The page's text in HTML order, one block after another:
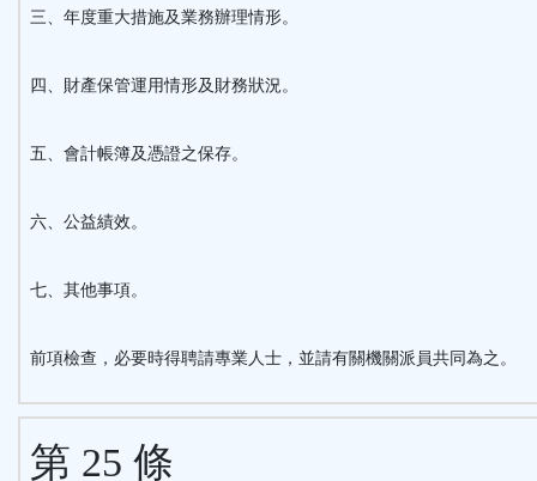
三、年度重大措施及業務辦理情形。
四、財產保管運用情形及財務狀況。
五、會計帳簿及憑證之保存。
六、公益績效。
七、其他事項。
前項檢查，必要時得聘請專業人士，並請有關機關派員共同為之。
第 25 條